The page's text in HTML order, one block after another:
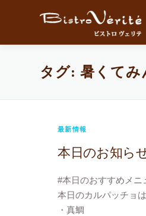
タグ:暑くてみ
最新情報
本日のお知ら
#本日のおすすめメニ
本日のカルパッチョ
・真鯛